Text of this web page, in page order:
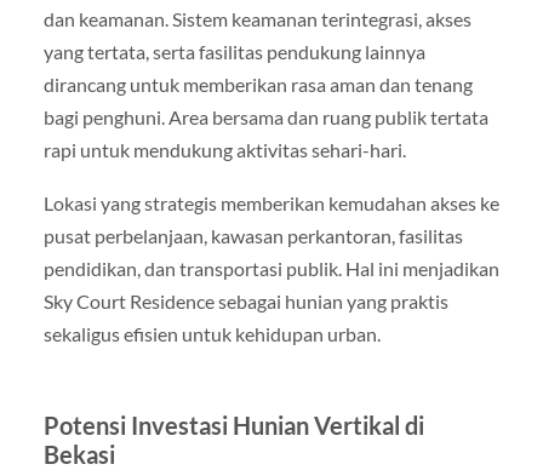
dan keamanan. Sistem keamanan terintegrasi, akses
yang tertata, serta fasilitas pendukung lainnya
dirancang untuk memberikan rasa aman dan tenang
bagi penghuni. Area bersama dan ruang publik tertata
rapi untuk mendukung aktivitas sehari-hari.
Lokasi yang strategis memberikan kemudahan akses ke
pusat perbelanjaan, kawasan perkantoran, fasilitas
pendidikan, dan transportasi publik. Hal ini menjadikan
Sky Court Residence sebagai hunian yang praktis
sekaligus efisien untuk kehidupan urban.
Potensi Investasi Hunian Vertikal di
Bekasi